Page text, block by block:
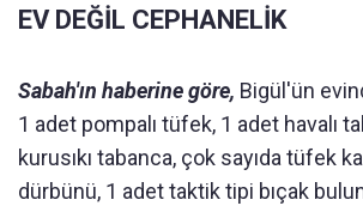
EV DEĞİL CEPHANELİK
Sabah'ın haberine göre, Bigül'ün
1 adet pompalı tüfek, 1 adet havalı
kurusıkı tabanca, çok sayıda tüfek
dürbünü, 1 adet taktik tipi bıçak